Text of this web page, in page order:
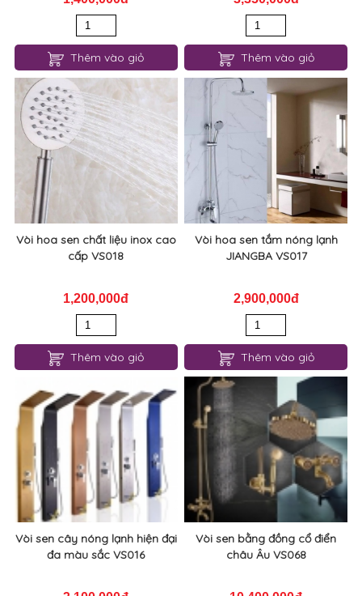
Thêm vào giỏ Thêm vào giỏ
Vòi hoa sen chất liệu inox cao
cấp VS018
1,200,000đ
Thêm vào giỏ
Vòi hoa sen tắm nóng lạnh
JIANGBA VS017
2,900,000đ
Thêm vào giỏ
Vòi sen cây nóng lạnh hiện đại
đa màu sắc VS016
Vòi sen bằng đồng cổ điển
châu Âu VS068